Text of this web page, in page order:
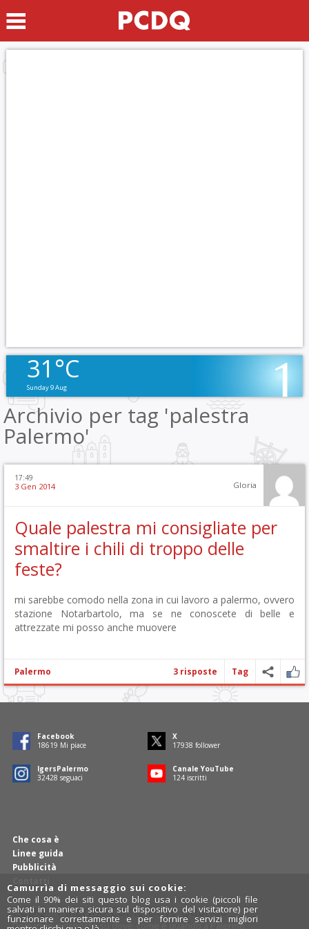
31°C
Sunday 9 Aug
Archivio per tag 'palestra
Palermo'
17:49
3 Gen 2014 Gloria
Quale palestra mi consigliate per
smaltire i chili di troppo delle
feste?
mi sarebbe comodo nella zona in cui lavoro a palermo, ovvero
stazione Notarbartolo, ma se ne conoscete di belle e
attrezzate mi posso anche muovere
Palermo 3 risposte Tag
Che cosa è
Linee guida
Pubblicità
Contatti
Facebook
18912 Mi piace
X
18221 follower
IgersPalermo
32939 seguaci
Canale YouTube
126 iscritti
PCDQ - Palermo Come Dove Quando
Domande e risposte su dove, come e quando a Palermo.
Camurrìa di messaggio sui cookie:
Come il 90% dei siti questo blog usa i cookie (piccoli file
salvati in maniera sicura sul dispositivo del visitatore) per
funzionare correttamente e per fornire servizi migliori